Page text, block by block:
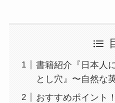
書籍紹介『日本人
とし穴』〜自然な
おすすめポイント！